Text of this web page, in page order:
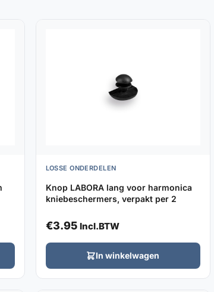
LOSSE ONDERDELEN
Knop LABORA lang voor harmonica
kniebeschermers, verpakt per 2
€3.95 Incl.BTW
In winkelwagen